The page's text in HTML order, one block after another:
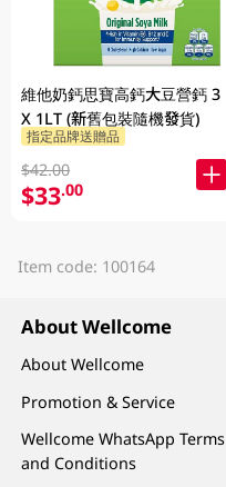
維他奶鈣思寶高鈣大豆營鈣 3
X 1LT (新舊包裝隨機發貨)
指定品牌送贈品
$42.00
$33.00
Item code: 100164
About Wellcome
About Wellcome
Promotion & Service
Wellcome WhatsApp Terms
and Conditions